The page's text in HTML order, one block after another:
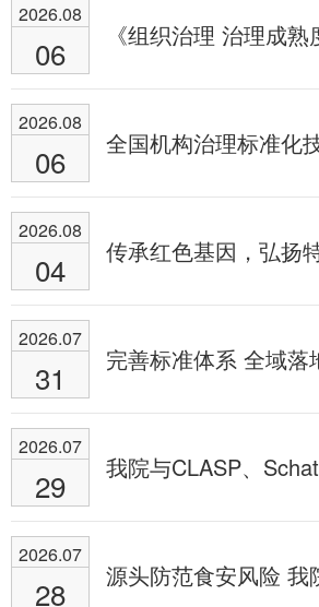
2026.08
06
2026.08
06
2026.08
04
2026.07
31
2026.07
29
2026.07
28